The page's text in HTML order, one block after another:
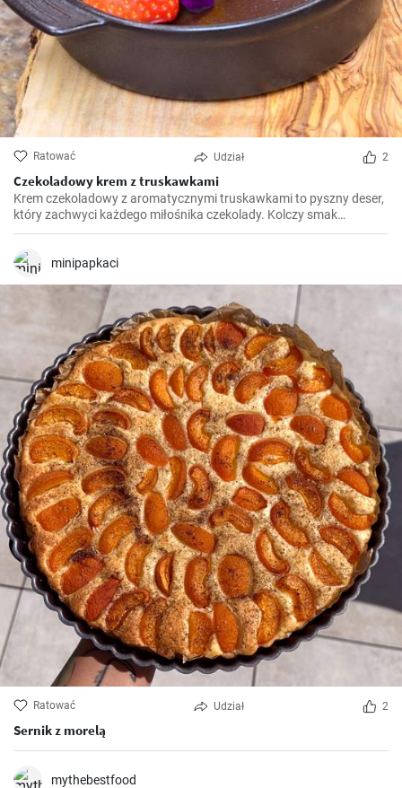
Ratować Udział 2
Czekoladowy krem z truskawkami
Krem czekoladowy z aromatycznymi truskawkami to pyszny deser,
który zachwyci każdego miłośnika czekolady. Kolczy smak
truskawek świeżo dojrzałych w letnim słońcu doskonale komponuje
luksusu w Twojej kuchni. Tu prezentuję przepis na idealne
efektowny podczas podawania, ten deser z pewnością stanie się
jednym z ulubionych przepisów w Twoim domu.
minipapkaci
Ratować Udział 2
Sernik z morelą
mythebestfood